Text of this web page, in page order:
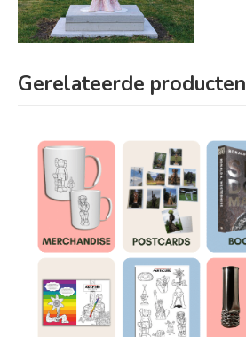
Gerelateerde producten